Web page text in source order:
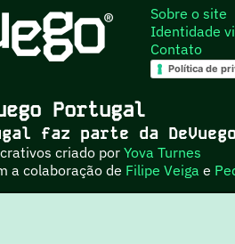
Sobre o site
Identidade
Contato
Política de
Portugal
faz parte da
criado porYova Turnes
a colaboração de Filipe Veiga e